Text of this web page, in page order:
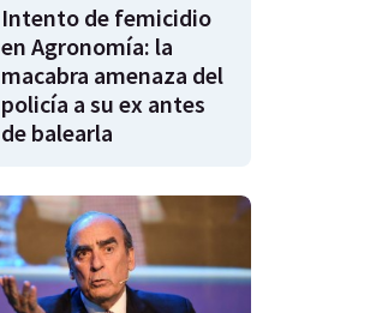
Intento de femicidio
en Agronomía: la
macabra amenaza del
policía a su ex antes
de balearla